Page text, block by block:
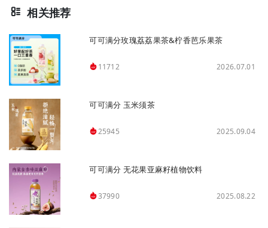
相关推荐
可可满分玫瑰荔荔果茶&柠香芭乐果茶
11712 2026.07.01
可可满分 玉米须茶
25945 2025.09.04
可可满分 无花果亚麻籽植物饮料
37990 2025.08.22